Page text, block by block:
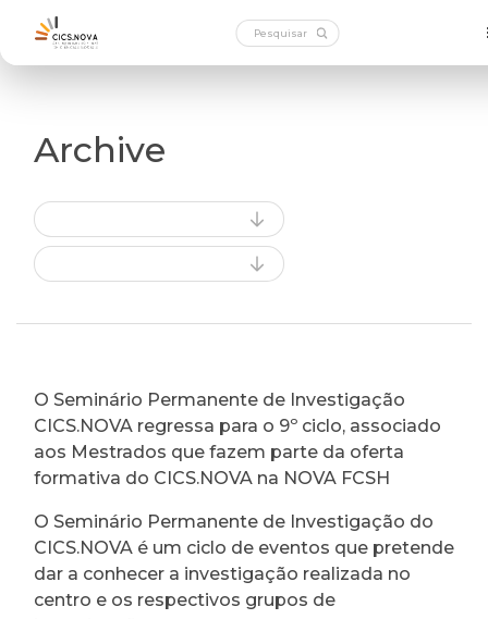
Archive
O Seminário Permanente de Investigação
CICS.NOVA regressa para o 9º ciclo, associado
aos Mestrados que fazem parte da oferta
formativa do CICS.NOVA na NOVA FCSH
O Seminário Permanente de Investigação do
CICS.NOVA é um ciclo de eventos que pretende
dar a conhecer a investigação realizada no
centro e os respectivos grupos de